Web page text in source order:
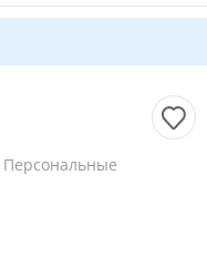
Персональные